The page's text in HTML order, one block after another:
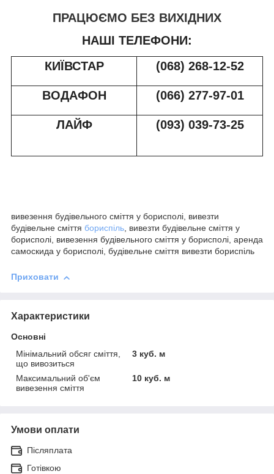
ПРАЦЮЄМО БЕЗ ВИХІДНИХ
НАШІ ТЕЛЕФОНИ:
КИЇВСТАР
(068) 268-12-52
ВОДАФОН (066) 277-97-01
ЛАЙФ (093) 039-73-25
вивезення будівельного сміття у борисполі, вивезти
будівельне сміття бориспіль, вивезти будівельне сміття у
борисполі, вивезення будівельного сміття у борисполі, аренда
самоскида у борисполі, будівельне сміття вивезти бориспіль
Приховати
Характеристики
Основні
Мінімальний обсяг сміття,
що вивозиться
3 куб. м
Максимальний об'єм
вивезення сміття
10 куб. м
Умови оплати
Післяплата
Готівкою